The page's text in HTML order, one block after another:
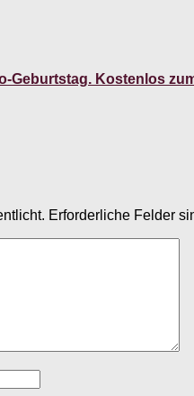
Geburtstag. Kostenlos
Erforderliche Felder